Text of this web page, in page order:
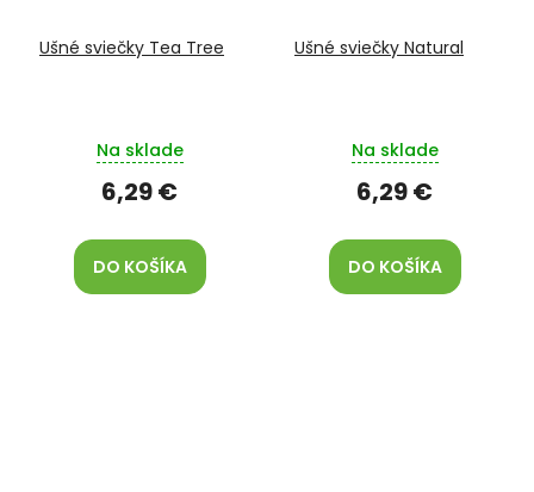
Ušné sviečky Tea Tree
Na sklade
6,29 €
DO KOŠÍKA
Ušné sviečky Natural
Na sklade
6,29 €
DO KOŠÍKA